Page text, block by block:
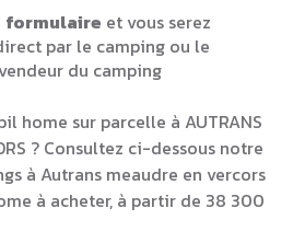
formulaire et vous serez
par le camping ou le
du camping
home sur parcelle à AUTRANS
? Consultez ci-dessous notre
à Autrans meaudre en vercors
à acheter, à partir de 38 300